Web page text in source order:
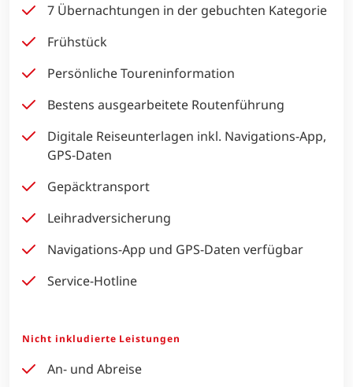
7 Übernachtungen in der gebuchten Kategorie
Frühstück
Persönliche Toureninformation
Bestens ausgearbeitete Routenführung
Digitale Reiseunterlagen inkl. Navigations-App,
GPS-Daten
Gepäcktransport
Leihradversicherung
Navigations-App und GPS-Daten verfügbar
Service-Hotline
Nicht inkludierte Leistungen
An- und Abreise